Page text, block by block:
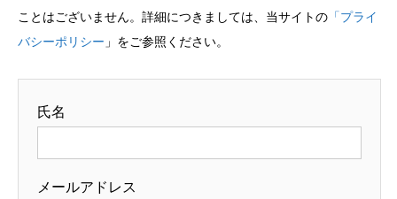
ことはございません。詳細につきましては、当サイトの 「プライ
バシーポリシー 」をご参照ください。
氏名
メールアドレス